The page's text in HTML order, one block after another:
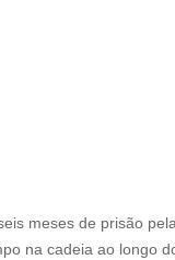
meses de prisão
na cadeia ao longo